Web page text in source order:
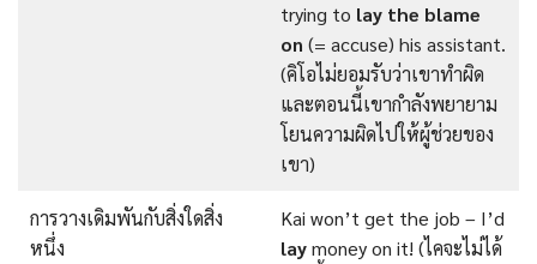
trying to lay the blame
on (= accuse) his assistant.
(คิโอไม่ยอมรับว่าเขาทำผิด
และตอนนี้เขากำลังพยายาม
โยนความผิดไปให้ผู้ช่วยของ
เขา)
การวางเดิมพันกับสิ่งใดสิ่ง
หนึ่ง
Kai won’t get the job – I’d
laymoney on it! (ไคจะไม่ได้